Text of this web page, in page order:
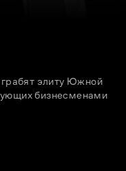
элиту Южной
бизнесменами